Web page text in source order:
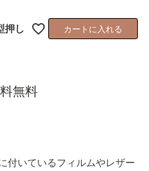
押し カートに入れる
無料
いているフィルムやレザー